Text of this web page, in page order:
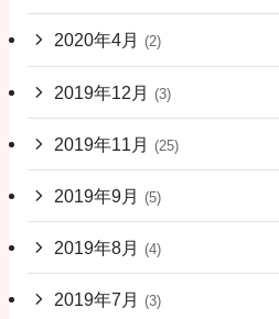
2020年4月 (2)
2019年12月 (3)
2019年11月 (25)
2019年9月 (5)
2019年8月 (4)
2019年7月 (3)